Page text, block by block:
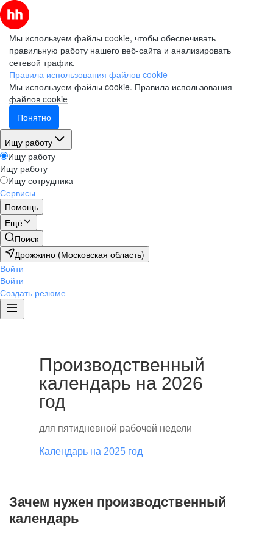
Мы используем файлы cookie, чтобы обеспечивать
правильную работу нашего веб-сайта и анализировать
сетевой трафик.
Правила использования файлов cookie
Мы используем файлы cookie. Правила использования
файлов cookie
Понятно
Ищу работу
Ищу работу
Ищу работу
Ищу сотрудника
Сервисы
Помощь
Ещё
Поиск
Дрожжино (Московская область)
Войти
Войти
Создать резюме
Производственный
календарь на 2026
год
для пятидневной рабочей недели
Календарь на 2025 год
Зачем нужен производственный
календарь